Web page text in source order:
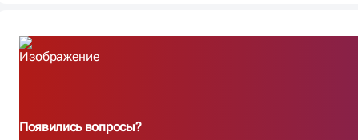
Появились вопросы?